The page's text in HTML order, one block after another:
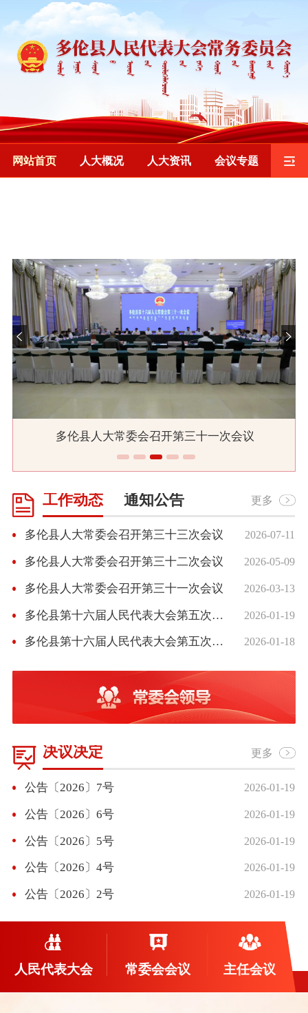
网站首页 人大概况 人大资讯 会议专题
多伦县人大常委会召开第三十一次会议
工作动态 更多
通知公告
多伦县人大常委会召开第三十三次会议 2026-07-11
多伦县人大常委会召开第三十二次会议 2026-05-09
多伦县人大常委会召开第三十一次会议 2026-03-13
多伦县第十六届人民代表大会第五次会议胜利闭幕 2026-01-19
多伦县第十六届人民代表大会第五次会议召开第二次全体会议 2026-01-18
决议决定 更多
公告〔2026〕7号 2026-01-19
公告〔2026〕6号 2026-01-19
公告〔2026〕5号 2026-01-19
公告〔2026〕4号 2026-01-19
公告〔2026〕2号 2026-01-19
人民代表大会 常委会会议 主任会议